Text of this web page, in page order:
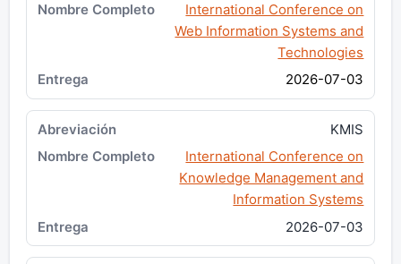
International Conference on
Web Information Systems and
Technologies
2026-07-03
KMIS
International Conference on
Knowledge Management and
Information Systems
2026-07-03